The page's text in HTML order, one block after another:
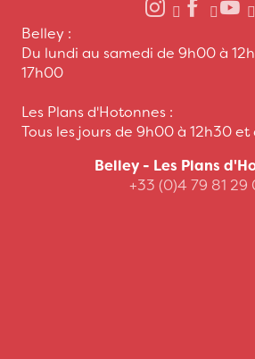
Belley :
Du lundi au samedi de 9h00 à
17h00
Les Plans d'Hotonnes :
Tous les jours de 9h00 à 12h30 et
Belley - Les Plans
+33 (0)4 79 81 29